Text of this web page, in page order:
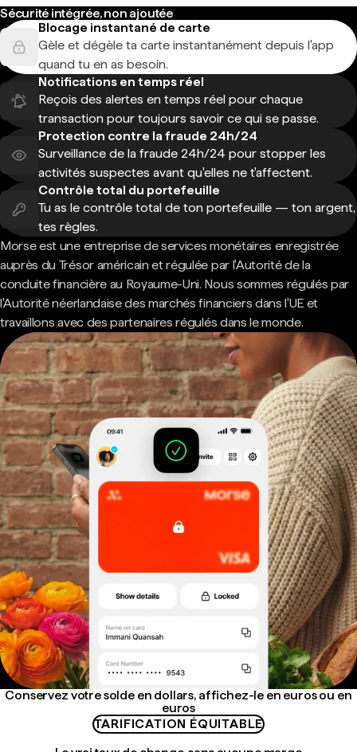
Sécurité intégrée, non ajoutée
Blocage instantané de carte
Gèle et dégèle ta carte instantanément depuis l'app
quand tu en as besoin.
Notifications en temps réel
Reçois des alertes en temps réel pour chaque
transaction pour toujours savoir ce qui se passe.
Protection contre la fraude 24h/24
Surveillance de la fraude 24h/24 pour stopper les
activités suspectes avant qu'elles ne t'affectent.
Contrôle total du portefeuille
Tu as le contrôle total de ton portefeuille — ton argent,
tes règles.
Morse est une entreprise de services monétaires enregistrée
auprès du Trésor américain et régulée par l'Autorité de la
conduite financière au Royaume-Uni. Nous sommes régulés par
l'Autorité néerlandaise des marchés financiers dans l'UE et
travaillons avec des partenaires régulés dans le monde.
Conservez votre solde en dollars, affichez-le en euros ou en
euros
TARIFICATION ÉQUITABLE